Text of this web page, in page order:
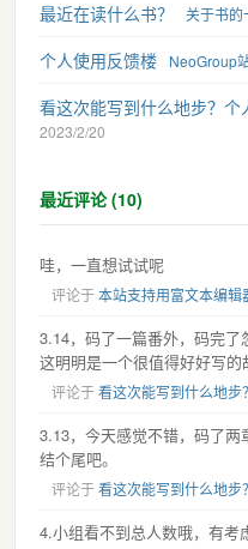
最近在读什么书？ 关于书的
个人使用反馈楼 NeoGroup
看这次能写到什么地步？个
2023/2/20
最近评论 (10)
哇，一直想试试呢
评论于本站支持用富文本编辑
3.14，码了一篇番外，码完了
这明明是一个很值得好好写的
评论于看这次能写到什么地步
3.13，今天感觉不错，码了
结个尾吧。
评论于看这次能写到什么地步
4.小组看不到总人数哦，有考